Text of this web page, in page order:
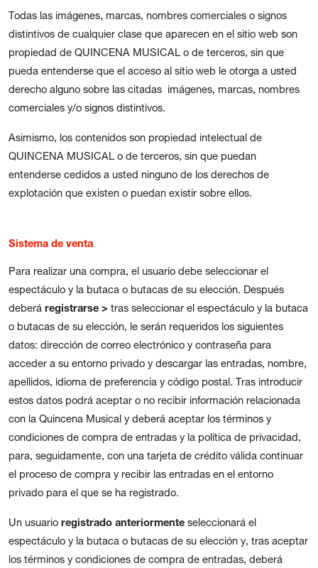
Todas las imágenes, marcas, nombres comerciales o signos
distintivos de cualquier clase que aparecen en el sitio web son
propiedad de QUINCENA MUSICAL o de terceros, sin que
pueda entenderse que el acceso al sitio web le otorga a usted
derecho alguno sobre las citadas imágenes, marcas, nombres
comerciales y/o signos distintivos.
Asimismo, los contenidos son propiedad intelectual de
QUINCENA MUSICAL o de terceros, sin que puedan
entenderse cedidos a usted ninguno de los derechos de
explotación que existen o puedan existir sobre ellos.
Sistema de venta
Para realizar una compra, el usuario debe seleccionar el
espectáculo y la butaca o butacas de su elección. Después
deberá registrarse > tras seleccionar el espectáculo y la butaca
o butacas de su elección, le serán requeridos los siguientes
datos: dirección de correo electrónico y contraseña para
acceder a su entorno privado y descargar las entradas, nombre,
apellidos, idioma de preferencia y código postal. Tras introducir
estos datos podrá aceptar o no recibir información relacionada
con la Quincena Musical y deberá aceptar los términos y
condiciones de compra de entradas y la política de privacidad,
para, seguidamente, con una tarjeta de crédito válida continuar
el proceso de compra y recibir las entradas en el entorno
privado para el que se ha registrado.
Un usuario registrado anteriormente seleccionará el
espectáculo y la butaca o butacas de su elección y, tras aceptar
los términos y condiciones de compra de entradas, deberá